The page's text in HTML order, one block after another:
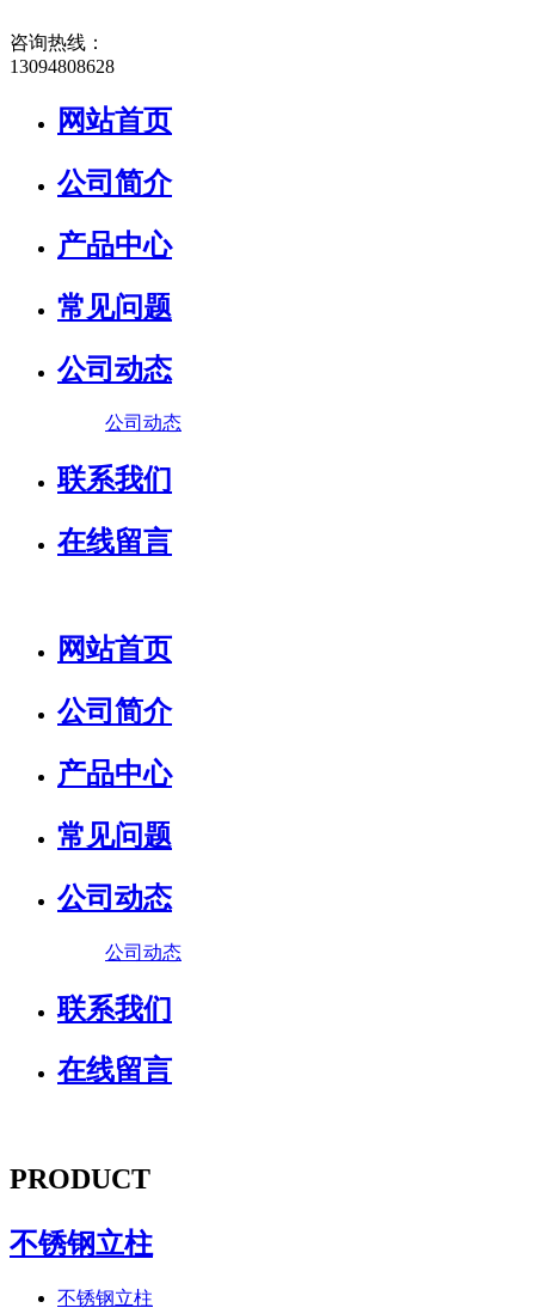
咨询热线：
13094808628
网站首页
公司简介
产品中心
常见问题
公司动态
公司动态
联系我们
在线留言
网站首页
公司简介
产品中心
常见问题
公司动态
公司动态
联系我们
在线留言
PRODUCT
不锈钢立柱
不锈钢立柱